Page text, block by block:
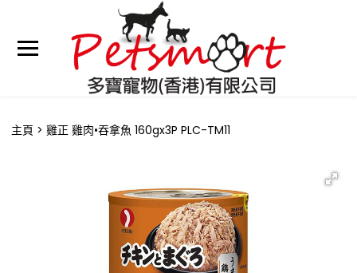
主頁 雞正 雞肉•吞拿魚 160gx3P PLC-TM11